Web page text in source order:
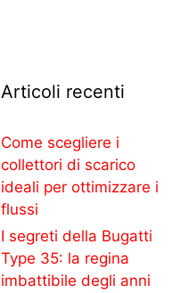
Articoli recenti
Come scegliere i
collettori di scarico
ideali per ottimizzare i
flussi
I segreti della Bugatti
Type 35: la regina
imbattibile degli anni